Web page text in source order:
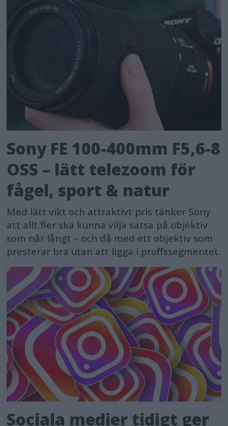
Sony FE 100-400mm F5,6-8
OSS – lätt telezoom för
fågel, sport & natur
Med lätt vikt och attraktivt pris tänker Sony
att allt fler ska kunna vilja satsa på objektiv
som når långt – och då med ett objektiv som
presterar bra utan att ligga i proffssegmentet.
Sociala medier tidigt ger